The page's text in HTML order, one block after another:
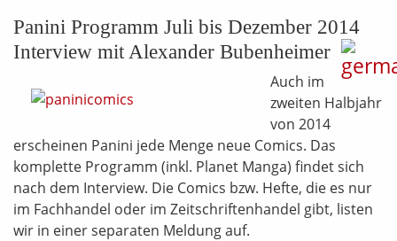
Panini Programm Juli bis Dezember 2014
Interview mit Alexander Bubenheimer
Auch im
zweiten Halbjahr
von 2014
erscheinen Panini jede Menge neue Comics. Das
komplette Programm (inkl. Planet Manga) findet sich
nach dem Interview. Die Comics bzw. Hefte, die es nur
im Fachhandel oder im Zeitschriftenhandel gibt, listen
wir in einer separaten Meldung auf.